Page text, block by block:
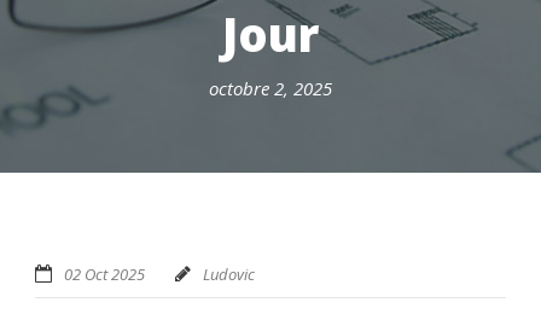
Jour
octobre 2, 2025
02 Oct 2025 Ludovic